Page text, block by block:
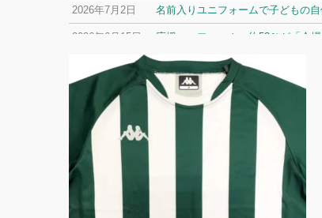
2026年7月2日 名前入りユニフォームで子どもの
2026年6月15日 応援ユニフォーム、約53％が「会